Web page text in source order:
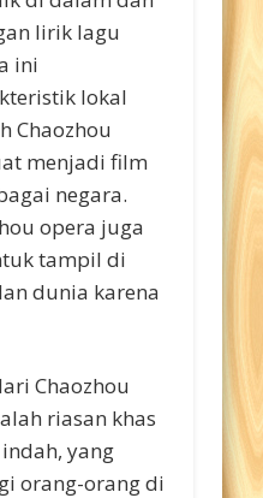
lirik lagu
ini
lokal
Chaozhou
menjadi film
negara.
opera juga
tampil di
dunia karena
Chaozhou
riasan khas
yang
orang-orang di